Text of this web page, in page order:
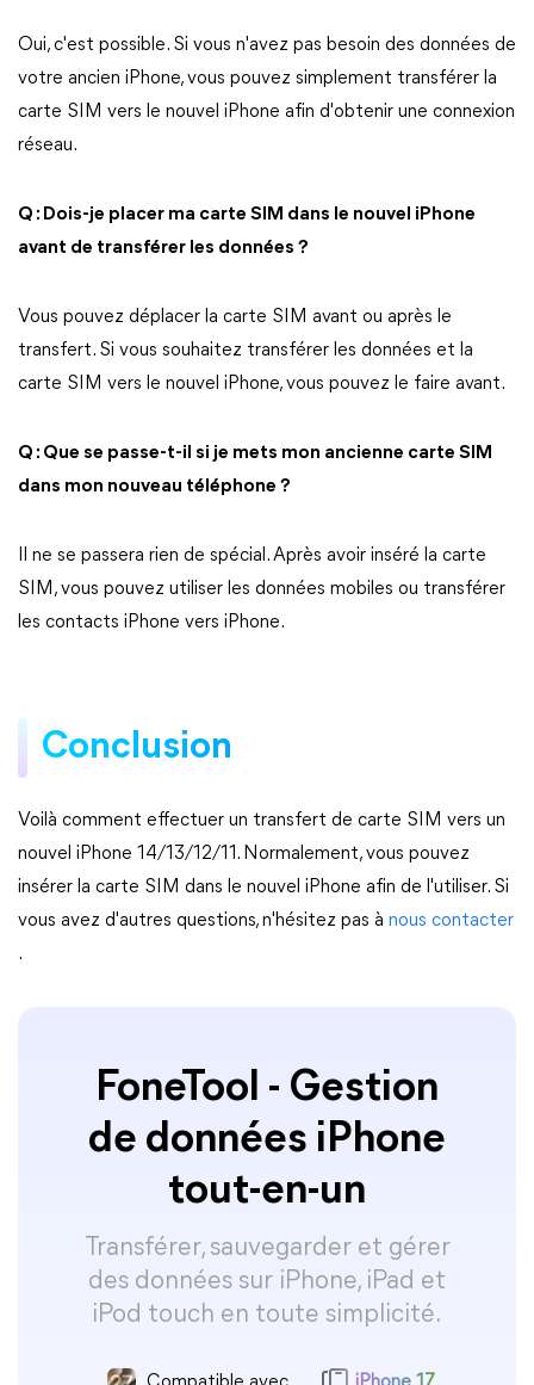
Oui, c'est possible. Si vous n'avez pas besoin des données de
votre ancien iPhone, vous pouvez simplement transférer la
carte SIM vers le nouvel iPhone afin d'obtenir une connexion
réseau.
Q : Dois-je placer ma carte SIM dans le nouvel iPhone
avant de transférer les données ?
Vous pouvez déplacer la carte SIM avant ou après le
transfert. Si vous souhaitez transférer les données et la
carte SIM vers le nouvel iPhone, vous pouvez le faire avant.
Q : Que se passe-t-il si je mets mon ancienne carte SIM
dans mon nouveau téléphone ?
Il ne se passera rien de spécial. Après avoir inséré la carte
SIM, vous pouvez utiliser les données mobiles ou transférer
les contacts iPhone vers iPhone.
Conclusion
Voilà comment effectuer un transfert de carte SIM vers un
nouvel iPhone 14/13/12/11. Normalement, vous pouvez
insérer la carte SIM dans le nouvel iPhone afin de l'utiliser. Si
vous avez d'autres questions, n'hésitez pas à nous contacter
.
FoneTool - Gestion
de données iPhone
tout-en-un
Transférer, sauvegarder et gérer
des données sur iPhone, iPad et
iPod touch en toute simplicité.